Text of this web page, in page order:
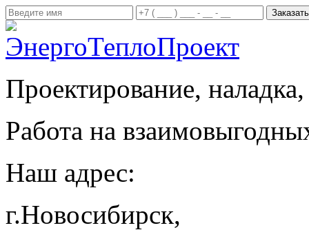
Проектирование, наладка,
Работа на
Наш адрес:
г.Новосибирск,